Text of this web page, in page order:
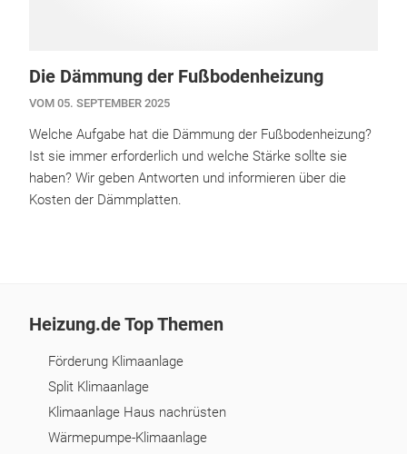
Die Dämmung der Fußbodenheizung
VOM 05. SEPTEMBER 2025
Welche Aufgabe hat die Dämmung der Fußbodenheizung?
Ist sie immer erforderlich und welche Stärke sollte sie
haben? Wir geben Antworten und informieren über die
Kosten der Dämmplatten.
Heizung.de Top Themen
Förderung Klimaanlage
Split Klimaanlage
Klimaanlage Haus nachrüsten
Wärmepumpe-Klimaanlage